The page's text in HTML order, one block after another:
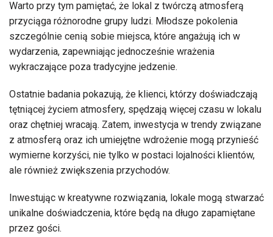
Warto przy tym pamiętać, że lokal z twórczą atmosferą
przyciąga różnorodne grupy ludzi. Młodsze pokolenia
szczególnie cenią sobie miejsca, które angażują ich w
wydarzenia, zapewniając jednocześnie wrażenia
wykraczające poza tradycyjne jedzenie.
Ostatnie badania pokazują, że klienci, którzy doświadczają
tętniącej życiem atmosfery, spędzają więcej czasu w lokalu
oraz chętniej wracają. Zatem, inwestycja w trendy związane
z atmosferą oraz ich umiejętne wdrożenie mogą przynieść
wymierne korzyści, nie tylko w postaci lojalności klientów,
ale również zwiększenia przychodów.
Inwestując w kreatywne rozwiązania, lokale mogą stwarzać
unikalne doświadczenia, które będą na długo zapamiętane
przez gości.